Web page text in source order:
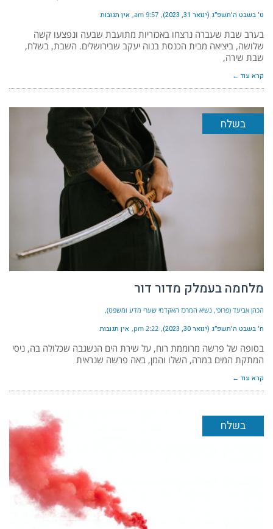
ט׳ בשבט ה׳תשפ״ג (ינואר 31, 2023) 9:57 am אין תגובות
בערב שבת שעברה נרצחו באכזריות מתועבת שבעה ונפצעו קשה
שלושה, ביציאה מבית הכנסת בנוה יעקב שבירושלים. השבת, בשלח,
שבת שירה,
קרא עוד ←
בשלח
מלחמה בעמלק מדור דור
הכהן אביעד (פרופ', נשיא המרכז האקדמי שערי מדע ומשפט)
ח׳ בשבט ה׳תשפ״ג (ינואר 30, 2023) 2:22 pm אין תגובות
בסופה של פרשה מרוממת רוח, על שירת הים הנשגבה שכלולה בה, ניסי
המתקת המים במרה, השלו והמן, באה פרשה שנראית
קרא עוד ←
בשלח